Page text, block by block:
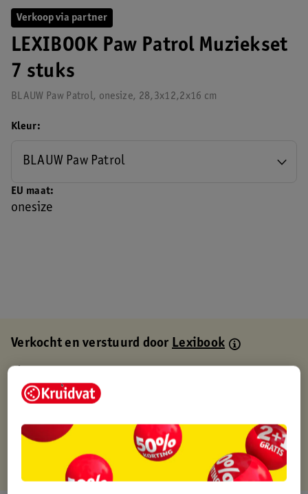
Verkoop via partner
LEXIBOOK Paw Patrol Muziekset
7 stuks
BLAUW Paw Patrol, onesize, 28,3x12,2x16 cm
EU maat
onesize
Kleur
BLAUW Paw Patrol
Verkocht en verstuurd doorLexibook
Gratis thuisbezorgd
Gratis retourneren via verkooppartner.
Gratis punten met je Kruidvat kaart